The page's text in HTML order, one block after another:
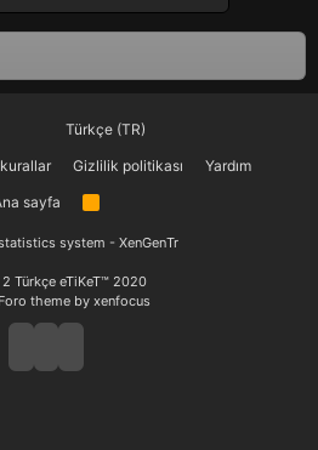
Türkçe (TR)
Gizlilik politikası
Yardım
sayfa
R
system - XenGenTr
Türkçe eTiKeT™ 2020
theme by xenfocus